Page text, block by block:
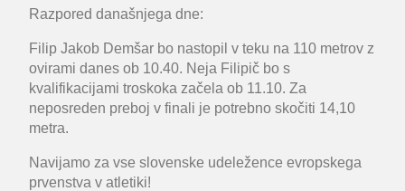
Razpored današnjega dne:
Filip Jakob Demšar bo nastopil v teku na 110 metrov z
ovirami danes ob 10.40. Neja Filipič bo s
kvalifikacijami troskoka začela ob 11.10. Za
neposreden preboj v finali je potrebno skočiti 14,10
metra.
Navijamo za vse slovenske udeležence evropskega
prvenstva v atletiki!